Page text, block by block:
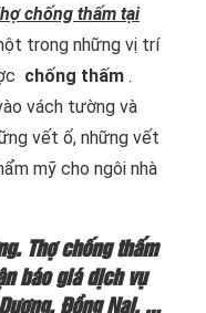
chống thấm tại
trong những vị trí
chống thấm .
vách tường và
vết ố, những vết
mỹ cho ngôi nhà
Thợ chống thấm
báo giá dịch vụ
Đồng Nai, …